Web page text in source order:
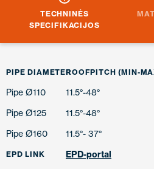
TECHNINĖS
SPECIFIKACIJOS
PIPE DIAMETERROOFPITCH (MIN-
Pipe Ø110
11.5°-48°
Pipe Ø125
11.5°-48°
Pipe Ø160
11.5°- 37°
EPD LINK EPD-portal